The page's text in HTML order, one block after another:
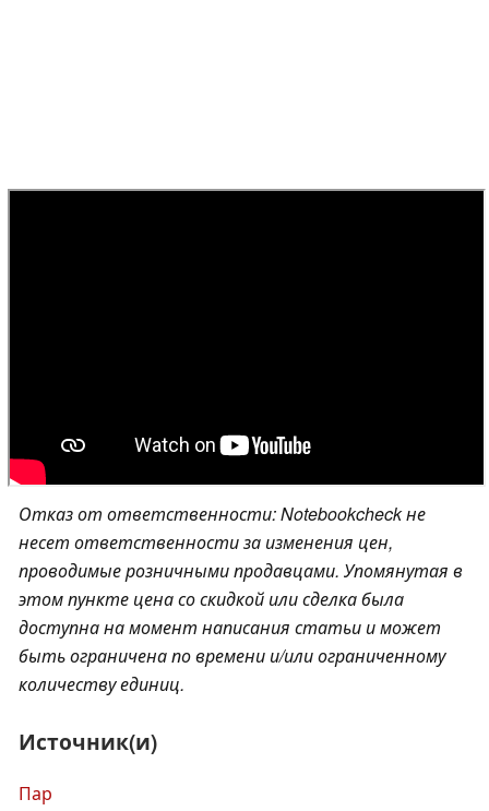
Отказ от ответственности: Notebookcheck не
несет ответственности за изменения цен,
проводимые розничными продавцами. Упомянутая в
этом пункте цена со скидкой или сделка была
доступна на момент написания статьи и может
быть ограничена по времени и/или ограниченному
количеству единиц.
Источник(и)
Пар